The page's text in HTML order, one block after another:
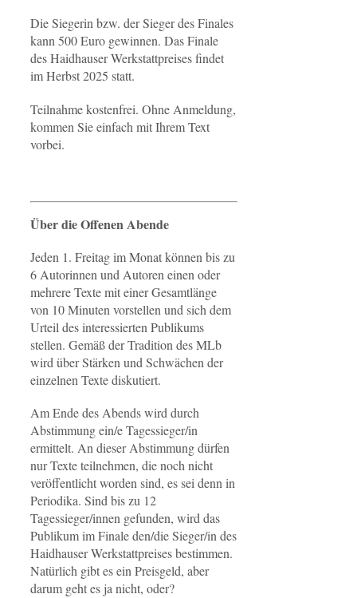
Die Siegerin bzw. der Sieger des Finales
kann 500 Euro gewinnen. Das Finale
des Haidhauser Werkstattpreises findet
im Herbst 2025 statt.
Teilnahme kostenfrei. Ohne Anmeldung,
kommen Sie einfach mit Ihrem Text
vorbei.
Über die Offenen Abende
Jeden 1. Freitag im Monat können bis zu
6 Autorinnen und Autoren einen oder
mehrere Texte mit einer Gesamtlänge
von 10 Minuten vorstellen und sich dem
Urteil des interessierten Publikums
stellen. Gemäß der Tradition des MLb
wird über Stärken und Schwächen der
einzelnen Texte diskutiert.
Am Ende des Abends wird durch
Abstimmung ein/e Tagessieger/in
ermittelt. An dieser Abstimmung dürfen
nur Texte teilnehmen, die noch nicht
veröffentlicht worden sind, es sei denn in
Periodika. Sind bis zu 12
Tagessieger/innen gefunden, wird das
Publikum im Finale den/die Sieger/in des
Haidhauser Werkstattpreises bestimmen.
Natürlich gibt es ein Preisgeld, aber
darum geht es ja nicht, oder?